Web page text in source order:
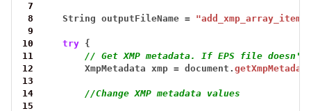
7
8
String outputFileName =
9
10
try {
11
// Get XMP metadata. If EPS file doesn't
12
XmpMetadata xmp = document.
13
14
//Change XMP metadata values
15